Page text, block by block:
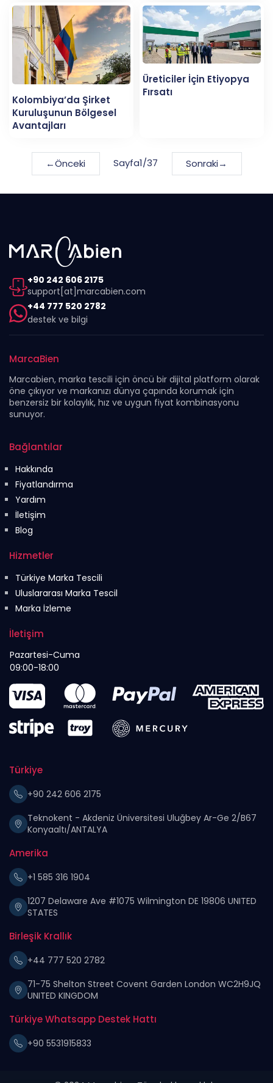
Kolombiya’da Şirket
Kuruluşunun Bölgesel
Avantajları
Üreticiler İçin Etiyopya
Fırsatı
←Önceki Sayfa1/37 Sonraki→
+90 242 606 2175
support[at]marcabien.com
+44 777 520 2782
destek ve bilgi
MarcaBien
Marcabien, marka tescili için öncü bir dijital platform olarak
öne çıkıyor ve markanızı dünya çapında korumak için
benzersiz bir kolaylık, hız ve uygun fiyat kombinasyonu
sunuyor.
Bağlantılar
Hakkında
Fiyatlandırma
Yardım
İletişim
Blog
Hizmetler
Türkiye Marka Tescili
Uluslararası Marka Tescil
Marka İzleme
İletişim
Pazartesi-Cuma
09:00-18:00
Türkiye
+90 242 606 2175
Teknokent - Akdeniz Üniversitesi Uluğbey Ar-Ge 2/B67
Konyaaltı/ANTALYA
Amerika
+1 585 316 1904
1207 Delaware Ave #1075 Wilmington DE 19806 UNITED
STATES
Birleşik Krallık
+44 777 520 2782
71-75 Shelton Street Covent Garden London WC2H9JQ
UNITED KINGDOM
Türkiye Whatsapp Destek Hattı
+90 5531915833